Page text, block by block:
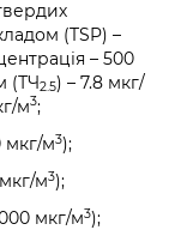
(TSP) –
– 500
(ТЧ2.5) – 7.8 мкг/
м3;
мкг/м3);
м3);
мкг/м3);